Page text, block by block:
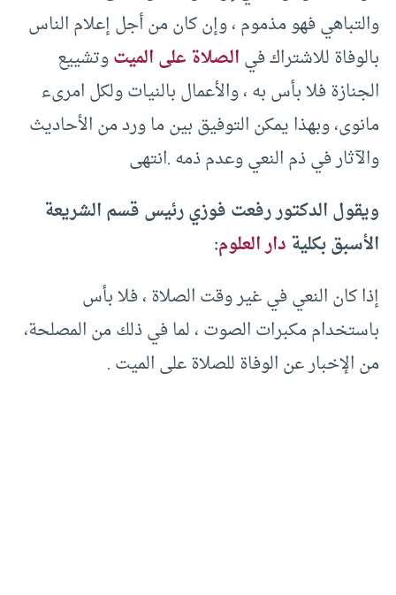
والتباهي فهو مذموم ، وإن كان من أجل إعلام الناس
بالوفاة للاشتراك فيالصلاة على الميتوتشييع
الجنازة فلا بأس به ، والأعمال بالنيات ولكل امرىء
مانوى، وبهذا يمكن التوفيق بين ما ورد من الأحاديث
والآثار في ذم النعي وعدم ذمه .انتهى
ويقول الدكتور رفعت فوزي رئيس قسم الشريعة
الأسبق بكليةدار العلوم:
إذا كان النعي في غير وقت الصلاة ، فلا بأس
باستخدام مكبرات الصوت ، لما في ذلك من المصلحة،
من الإخبار عن الوفاة للصلاة على الميت .